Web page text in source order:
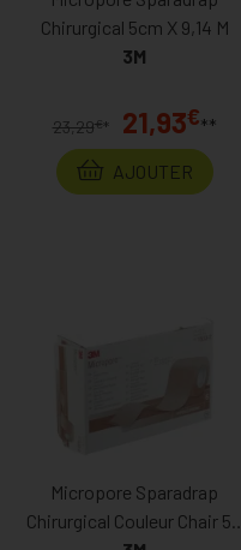
Chirurgical 5cm X 9,14 M
3M
23,29€ * 21,93€**
AJOUTER
Micropore Sparadrap
Chirurgical Couleur Chair 50